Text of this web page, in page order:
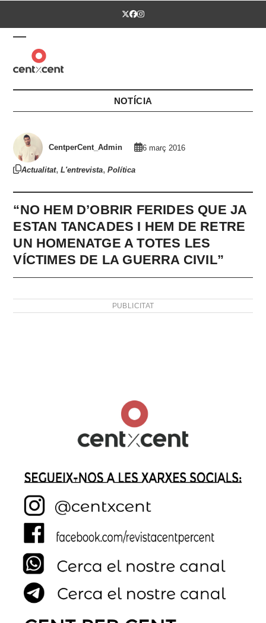
Twitter
Facebook
Instagram
Open
mobile
menu
Close
mobile
menu
NOTÍCIA
CentperCent_Admin 6 març 2016
Actualitat,L'entrevista,Política
“NO HEM D’OBRIR FERIDES QUE JA
ESTAN TANCADES I HEM DE RETRE
UN HOMENATGE A TOTES LES
VÍCTIMES DE LA GUERRA CIVIL”
PUBLICITAT